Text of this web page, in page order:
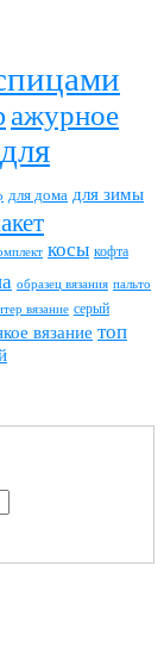
ажурное
для дома для зимы
косы кофта
образец вязания пальто
вязание серый
вязание топ